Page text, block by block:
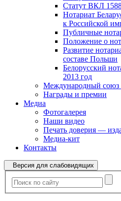
Статут ВКЛ
Нотариат
к Российской
Публичные
Положение о
Развитие
составе Польши
Белорусский
2013 год
Международный союз
Награды и премии
Медиа
Фотогалерея
Наши видео
Печать доверия —
Медиа-кит
Контакты
Версия для слабовидящих